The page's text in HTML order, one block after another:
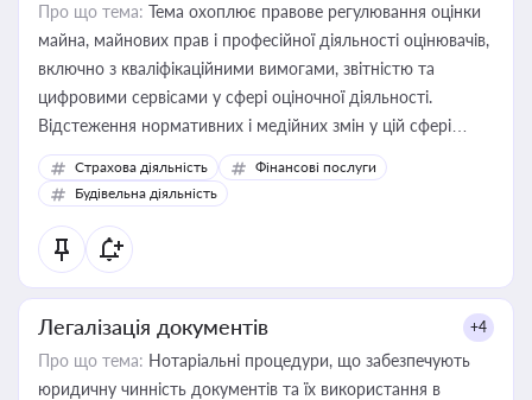
Про що тема: Тема охоплює правове регулювання оцінки
майна, майнових прав і професійної діяльності оцінювачів,
включно з кваліфікаційними вимогами, звітністю та
цифровими сервісами у сфері оціночної діяльності.
Відстеження нормативних і медійних змін у цій сфері
корисне для власника бізнесу, керівника, юриста або
бухгалтера під час оподаткування, приватизації, оренди
державного майна, корпоративних угод і перевірки
статусу суб'єктів оціночної діяльності
Страхова діяльність
Фінансові послуги
Будівельна діяльність
Легалізація документів +4
Про що тема: Нотаріальні процедури, що забезпечують
юридичну чинність документів та їх використання в